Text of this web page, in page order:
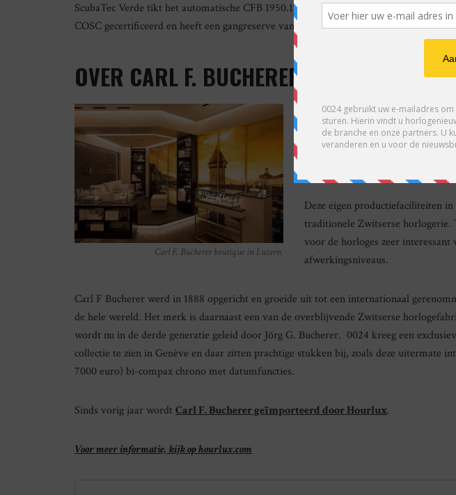
ScubaTec Verde tikt het automatische CFB 1950.1 kaliber. Dit uurwerk is
COSC gecertificeerd en heeft een gangreserve van 38 uur.
OVER CARL F. BUCHERER
Carl F. Bucherer boutique in Luzern.
Hoewel de naam Carl F.
vooral bekend staat om de van
heeft het ook een bijzonder
Deze eigen productiefaciliteiten
traditionele Zwitserse
voor de horloges zeer
afwerkingsniveaus.
Carl F Bucherer werd in 1888 opgericht en groeide uit tot een internationaal
de hele wereld. Het merk is daarnaast een van de overblijvende Zwitserse
wordt nu in de derde generatie geleid door Jörg G. Bucherer. 0024 kreeg een
collectie te zien in Genève en daar zitten prachtige stukken bij, zoals deze uitermate
7000 euro) bi-compax chrono met datumfuncties.
Sinds vorig jaar wordt Carl F. Bucherer geïmporteerd door Hourlux.
Voor meer informatie, kijk op hourlux.com